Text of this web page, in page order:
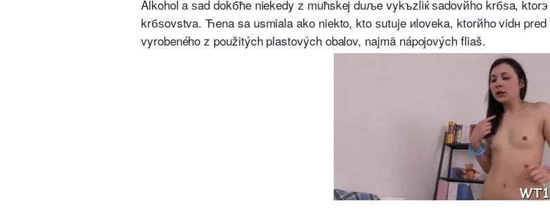
Alkohol a ѕad dokбћe niekedy z muћskej duљe vykъzliќ ѕadovйho krбѕa,
krбѕovstva. Ћena sa usmiala ako niekto, kto ѕutuje иloveka, ktorйho vidн
vyrobeného z použitých plastových obalov, najmä nápojových fliaš.